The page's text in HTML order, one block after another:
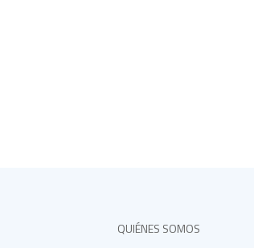
QUIÉNES SOMOS